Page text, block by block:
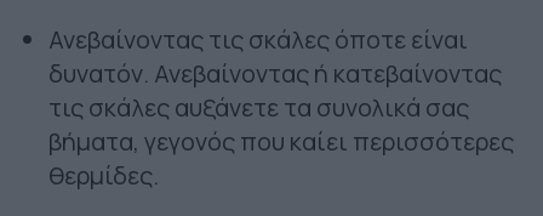
Ανεβαίνοντας τις σκάλες όποτε είναι
δυνατόν. Ανεβαίνοντας ή κατεβαίνοντας
τις σκάλες αυξάνετε τα συνολικά σας
βήματα, γεγονός που καίει περισσότερες
θερμίδες.